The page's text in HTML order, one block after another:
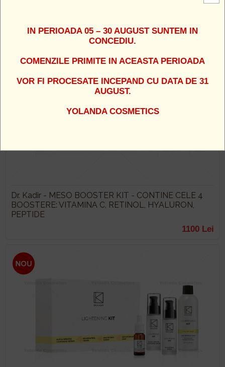
Dr. Kadir - MESO BOOSTER KIT - CONTINE CELE 4
BOOSTERE: VITAMINA C, RETINOL, HYALURON,
PEPTIDE
1100 Lei
IN PERIOADA 05 – 30 AUGUST SUNTEM IN
CONCEDIU.
COMENZILE PRIMITE IN ACEASTA PERIOADA
VOR FI PROCESATE INCEPAND CU DATA DE 31
AUGUST.
YOLANDA COSMETICS